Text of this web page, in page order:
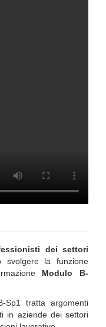
dei settori
svolgere la funzione
Modulo B-
Sp1 tratta argomenti
in aziende dei settori